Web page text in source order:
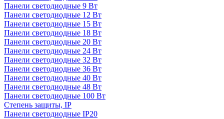
Панели светодиодные 9 Вт
Панели светодиодные 12 Вт
Панели светодиодные 15 Вт
Панели светодиодные 18 Вт
Панели светодиодные 20 Вт
Панели светодиодные 24 Вт
Панели светодиодные 32 Вт
Панели светодиодные 36 Вт
Панели светодиодные 40 Вт
Панели светодиодные 48 Вт
Панели светодиодные 100 Вт
Степень защиты, IP
Панели светодиодные IP20